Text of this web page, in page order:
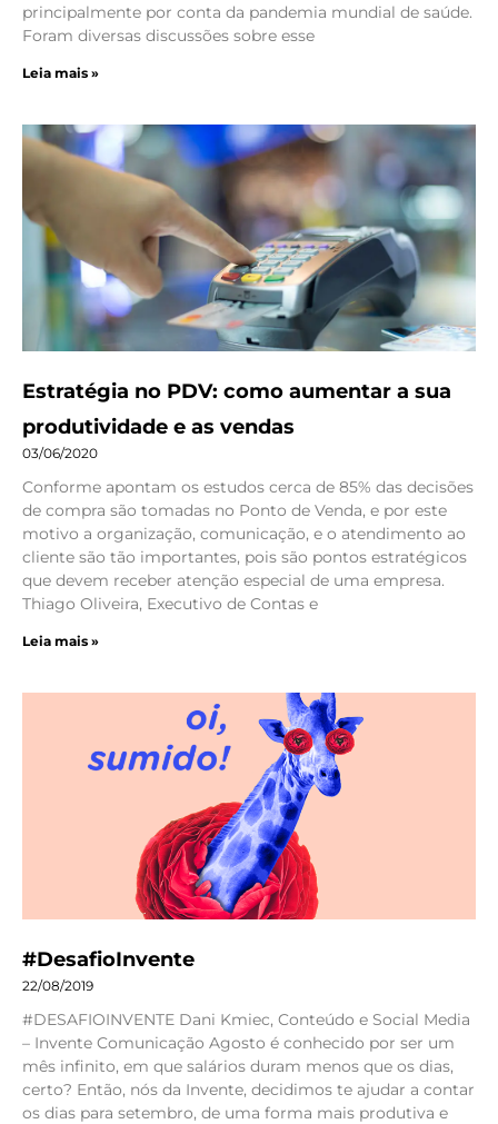
principalmente por conta da pandemia mundial de saúde.
Foram diversas discussões sobre esse
Leia mais »
Estratégia no PDV: como aumentar a sua
produtividade e as vendas
03/06/2020
Conforme apontam os estudos cerca de 85% das decisões
de compra são tomadas no Ponto de Venda, e por este
motivo a organização, comunicação, e o atendimento ao
cliente são tão importantes, pois são pontos estratégicos
que devem receber atenção especial de uma empresa.
Thiago Oliveira, Executivo de Contas e
Leia mais »
#DesafioInvente
22/08/2019
#DESAFIOINVENTE Dani Kmiec, Conteúdo e Social Media
– Invente Comunicação Agosto é conhecido por ser um
mês infinito, em que salários duram menos que os dias,
certo? Então, nós da Invente, decidimos te ajudar a contar
os dias para setembro, de uma forma mais produtiva e